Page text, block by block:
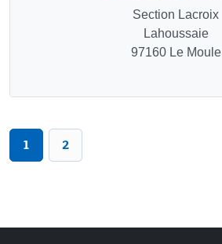
Section Lacroix
Lahoussaie
97160 Le Moule
1 2